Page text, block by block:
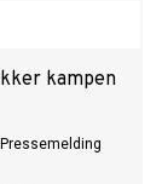
kampen
Pressemelding